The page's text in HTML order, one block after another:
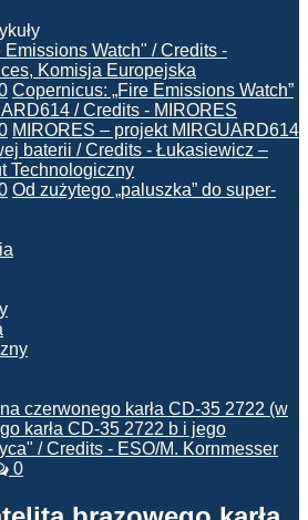
Copernicus: „Fire Emissions Watch”
MIRORES – projekt MIRGUARD614
Od zużytego „paluszka” do super-
0